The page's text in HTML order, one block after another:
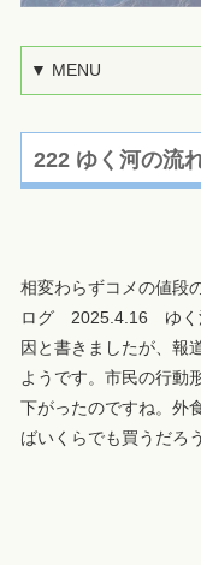
▼ MENU
222 ゆく河の流
相変わらずコメの値段
ログ 2025.4.16 ゆく
因と書きましたが、報
ようです。市民の行動
下がったのですね。外
ばいくらでも買うだろ